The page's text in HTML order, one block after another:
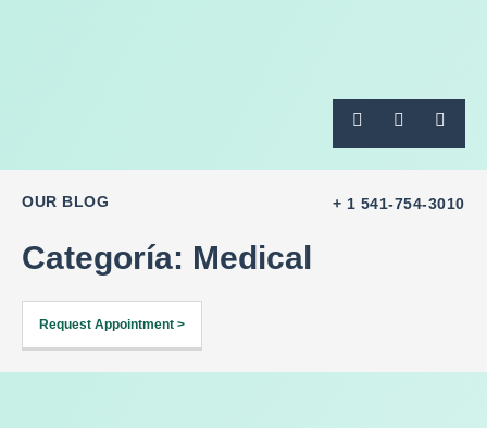
OUR BLOG + 1 541-754-3010
Categoría: Medical
Request Appointment >